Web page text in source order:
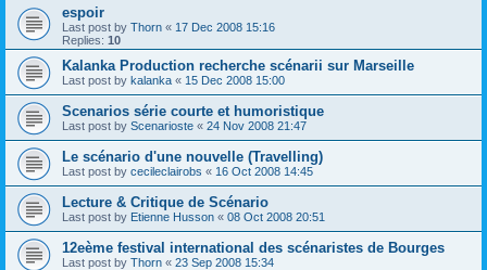
espoir
Last post by Thorn « 17 Dec 2008 15:16
Replies: 10
Kalanka Production recherche scénarii sur Marseille
Last post by kalanka « 15 Dec 2008 15:00
Scenarios série courte et humoristique
Last post by Scenarioste « 24 Nov 2008 21:47
Le scénario d'une nouvelle (Travelling)
Last post by cecileclairobs « 16 Oct 2008 14:45
Lecture & Critique de Scénario
Last post by Etienne Husson « 08 Oct 2008 20:51
12eème festival international des scénaristes de Bourges
Last post by Thorn « 23 Sep 2008 15:34